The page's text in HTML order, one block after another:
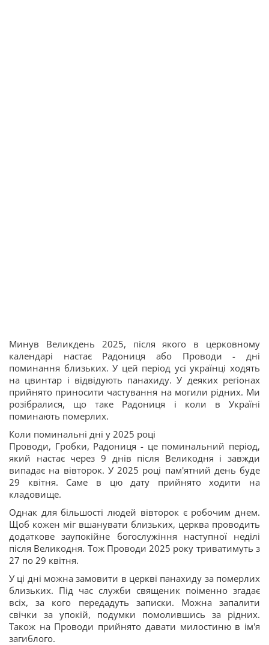
Минув Великдень 2025, після якого в церковному
календарі настає Радониця або Проводи - дні
поминання близьких. У цей період усі українці ходять
на цвинтар і відвідують панахиду. У деяких регіонах
прийнято приносити частування на могили рідних. Ми
розібралися, що таке Радониця і коли в Україні
поминають померлих.
Коли поминальні дні у 2025 році
Проводи, Гробки, Радониця - це поминальний період,
який настає через 9 днів після Великодня і завжди
випадає на вівторок. У 2025 році пам'ятний день буде
29 квітня. Саме в цю дату прийнято ходити на
кладовище.
Однак для більшості людей вівторок є робочим днем.
Щоб кожен міг вшанувати близьких, церква проводить
додаткове заупокійне богослужіння наступної неділі
після Великодня. Тож Проводи 2025 року триватимуть з
27 по 29 квітня.
У ці дні можна замовити в церкві панахиду за померлих
близьких. Під час служби священик поіменно згадає
всіх, за кого передадуть записки. Можна запалити
свічки за упокій, подумки помолившись за рідних.
Також на Проводи прийнято давати милостиню в ім'я
загиблого.